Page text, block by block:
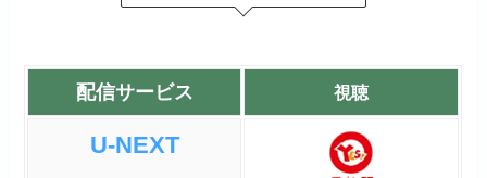
囲碁を始めるものの、徐々に
を目指す…という物語。
佐為の魂が成仏してしまい囲
碁をやめようとするヒカル
配信サービス 視聴
U-NEXT